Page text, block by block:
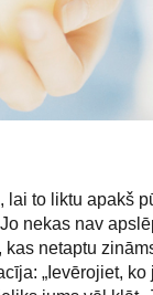
lai to liktu apakš
nekas nav
netaptu
„Ievērojiet, ko